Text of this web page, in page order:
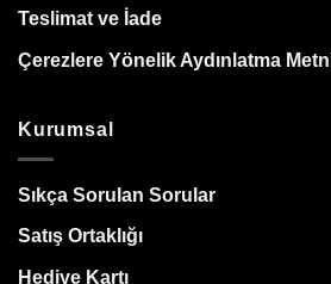
Teslimat ve İade
Çerezlere Yönelik Aydınlatma
Kurumsal
Sıkça Sorulan Sorular
Satış Ortaklığı
Hediye Kartı